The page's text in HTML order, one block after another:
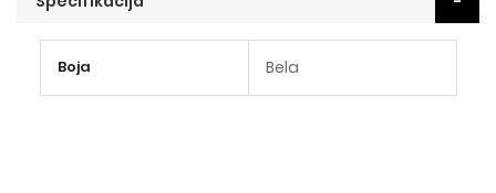
informacija
Boja Bela